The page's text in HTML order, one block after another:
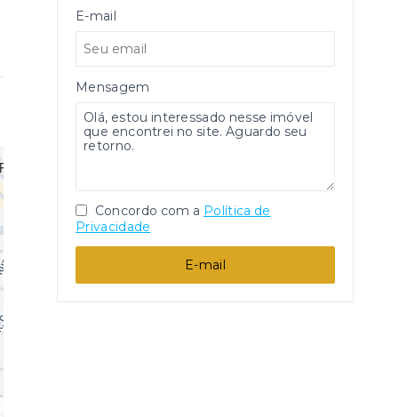
E-mail
Mensagem
Concordo com a Política de
Privacidade
E-mail